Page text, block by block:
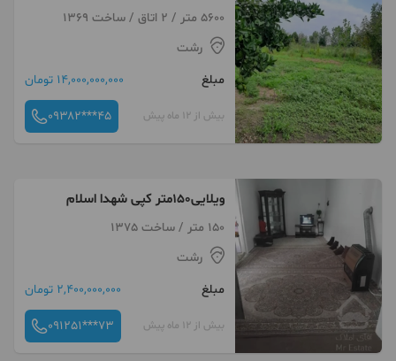
با متراژ بالا
5600 متر / 2 اتاق / ساخت 1369
رشت
مبلغ
14,000,000,000 تومان
بیش از 12 ماه پیش ۰۹۳۸۲***۴۵
ویلایی150متر کپی شهدا اسلام
150 متر / ساخت 1375
رشت
مبلغ
2,400,000,000 تومان
بیش از 12 ماه پیش 091251***73